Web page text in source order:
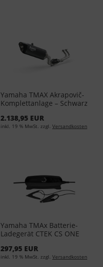
Yamaha TMAX Akrapovič-
Komplettanlage – Schwarz
2.138,95 EUR
inkl. 19 % MwSt. zzgl. Versandkosten
Yamaha TMAx Batterie-
Ladegerät CTEK CS ONE
297,95 EUR
inkl. 19 % MwSt. zzgl. Versandkosten